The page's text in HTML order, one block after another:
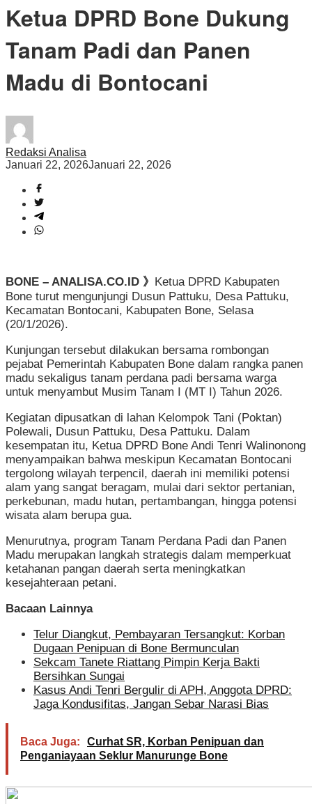
Ketua DPRD Bone Dukung
Tanam Padi dan Panen
Madu di Bontocani
Redaksi Analisa
Januari 22, 2026Januari 22, 2026
BONE – ANALISA.CO.ID 》 Ketua DPRD Kabupaten
Bone turut mengunjungi Dusun Pattuku, Desa Pattuku,
Kecamatan Bontocani, Kabupaten Bone, Selasa
(20/1/2026).
Kunjungan tersebut dilakukan bersama rombongan
pejabat Pemerintah Kabupaten Bone dalam rangka panen
madu sekaligus tanam perdana padi bersama warga
untuk menyambut Musim Tanam I (MT I) Tahun 2026.
Kegiatan dipusatkan di lahan Kelompok Tani (Poktan)
Polewali, Dusun Pattuku, Desa Pattuku. Dalam
kesempatan itu, Ketua DPRD Bone Andi Tenri Walinonong
menyampaikan bahwa meskipun Kecamatan Bontocani
tergolong wilayah terpencil, daerah ini memiliki potensi
alam yang sangat beragam, mulai dari sektor pertanian,
perkebunan, madu hutan, pertambangan, hingga potensi
wisata alam berupa gua.
Menurutnya, program Tanam Perdana Padi dan Panen
Madu merupakan langkah strategis dalam memperkuat
ketahanan pangan daerah serta meningkatkan
kesejahteraan petani.
Bacaan Lainnya
Telur Diangkut, Pembayaran Tersangkut: Korban
Dugaan Penipuan di Bone Bermunculan
Sekcam Tanete Riattang Pimpin Kerja Bakti
Bersihkan Sungai
Kasus Andi Tenri Bergulir di APH, Anggota DPRD:
Jaga Kondusifitas, Jangan Sebar Narasi Bias
Baca Juga:
Curhat SR, Korban Penipuan dan
Penganiayaan Seklur Manurunge Bone